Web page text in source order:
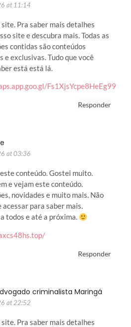
at 11:14
Pra saber mais detalhes
site e descubra mais. Todas as
contidas são conteúdos
e exclusivas. Tudo que você
está está lá.
Fs1XjsYcpe8HeEg99
Responder
at 03:36
conteúdo. Gostei muito.
e vejam este conteúdo.
novidades e muito mais. Não
acessar para saber mais.
todos e até a próxima.
Responder
criminalista Maringá
at 22:52
Pra saber mais detalhes